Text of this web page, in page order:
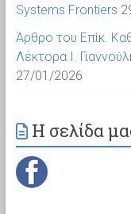
Systems Frontiers
Άρθρο του Επίκ.
Λέκτορα Ι.
27/01/2026
Η σελίδα